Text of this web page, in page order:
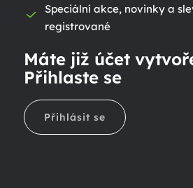
Speciální akce, novinky a
registrované
Máte již účet
Přihlaste se
Přihlásit se